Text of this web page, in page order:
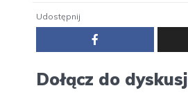
Udostępnij
Dołącz do